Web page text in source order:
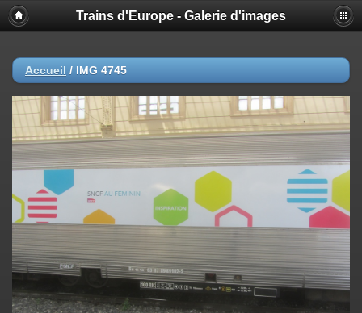
Trains d'Europe - Galerie d'images
Accueil / IMG 4745